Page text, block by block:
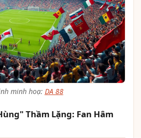
minh hoạ: DA 88
Thầm Lặng: Fan Hâm